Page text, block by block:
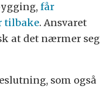
får
tilbake. Ansvaret
at det nærmer seg
som også